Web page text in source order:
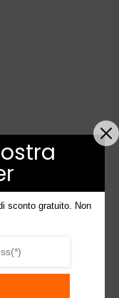
sconto gratuito. Non